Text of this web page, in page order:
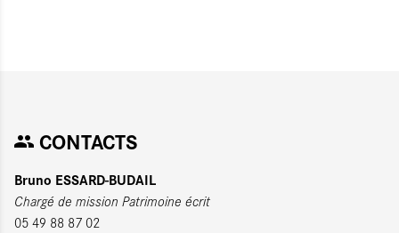
CONTACTS
Bruno ESSARD-BUDAIL
Chargé de mission Patrimoine écrit
05 49 88 87 02